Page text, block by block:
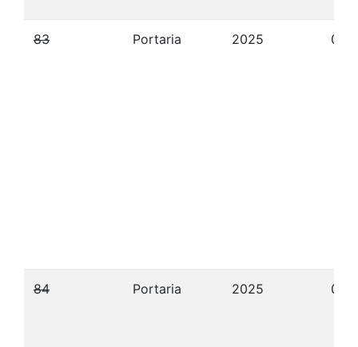
83 Portaria 2025 09/
84 Portaria 2025 09/